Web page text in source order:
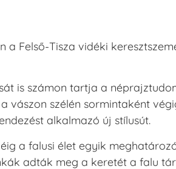
a Felső-Tisza vidéki
is számon tartja a
vászon szélén sormintaként
alkalmazó új stílusút.
a falusi élet egyik
adták meg a keretét a falu